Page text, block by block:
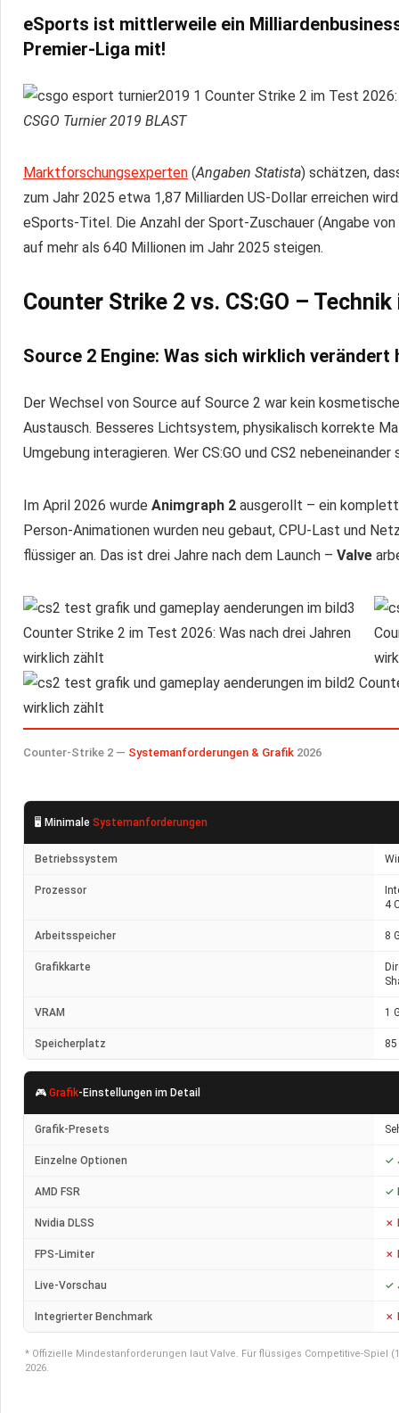
eSports ist mittlerweile ein
Premier-Liga mit!
CSGO Turnier 2019 BLAST
Marktforschungsexperten (Angaben Statista) schätzen,
zum Jahr 2025 etwa 1,87 Milliarden US-Dollar erreichen
eSports-Titel. Die Anzahl der Sport-Zuschauer (Angabe
auf mehr als 640 Millionen im Jahr 2025 steigen.
Counter Strike 2 vs. CS:GO –
Source 2 Engine: Was sich wirklich verändert
Der Wechsel von Source auf Source 2 war kein
Austausch. Besseres Lichtsystem, physikalisch korrekte
Umgebung interagieren. Wer CS:GO und CS2
Im April 2026 wurde Animgraph 2 ausgerollt – ein
Person-Animationen wurden neu gebaut, CPU-Last und
flüssiger an. Das ist drei Jahre nach dem Launch – Valve
Counter-Strike 2 — Systemanforderungen & Grafik 2026
🖥️ Minimale Systemanforderungen
Betriebssystem
Prozessor
4
Arbeitsspeicher 8
Grafikkarte
VRAM 1
Speicherplatz 85
🎮 Grafik-Einstellungen im Detail
Grafik-Presets
Einzelne Optionen ✓
AMD FSR ✓
Nvidia DLSS ✗
FPS-Limiter ✗
Live-Vorschau ✓
Integrierter Benchmark ✗
* Offizielle Mindestanforderungen laut Valve. Für flüssiges Competitive-Spiel
2026.